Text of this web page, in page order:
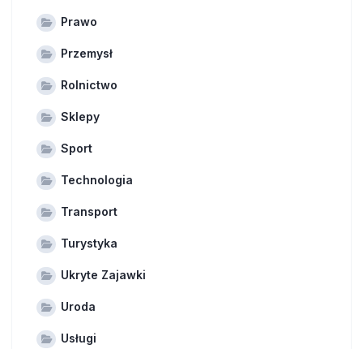
Prawo
Przemysł
Rolnictwo
Sklepy
Sport
Technologia
Transport
Turystyka
Ukryte Zajawki
Uroda
Usługi